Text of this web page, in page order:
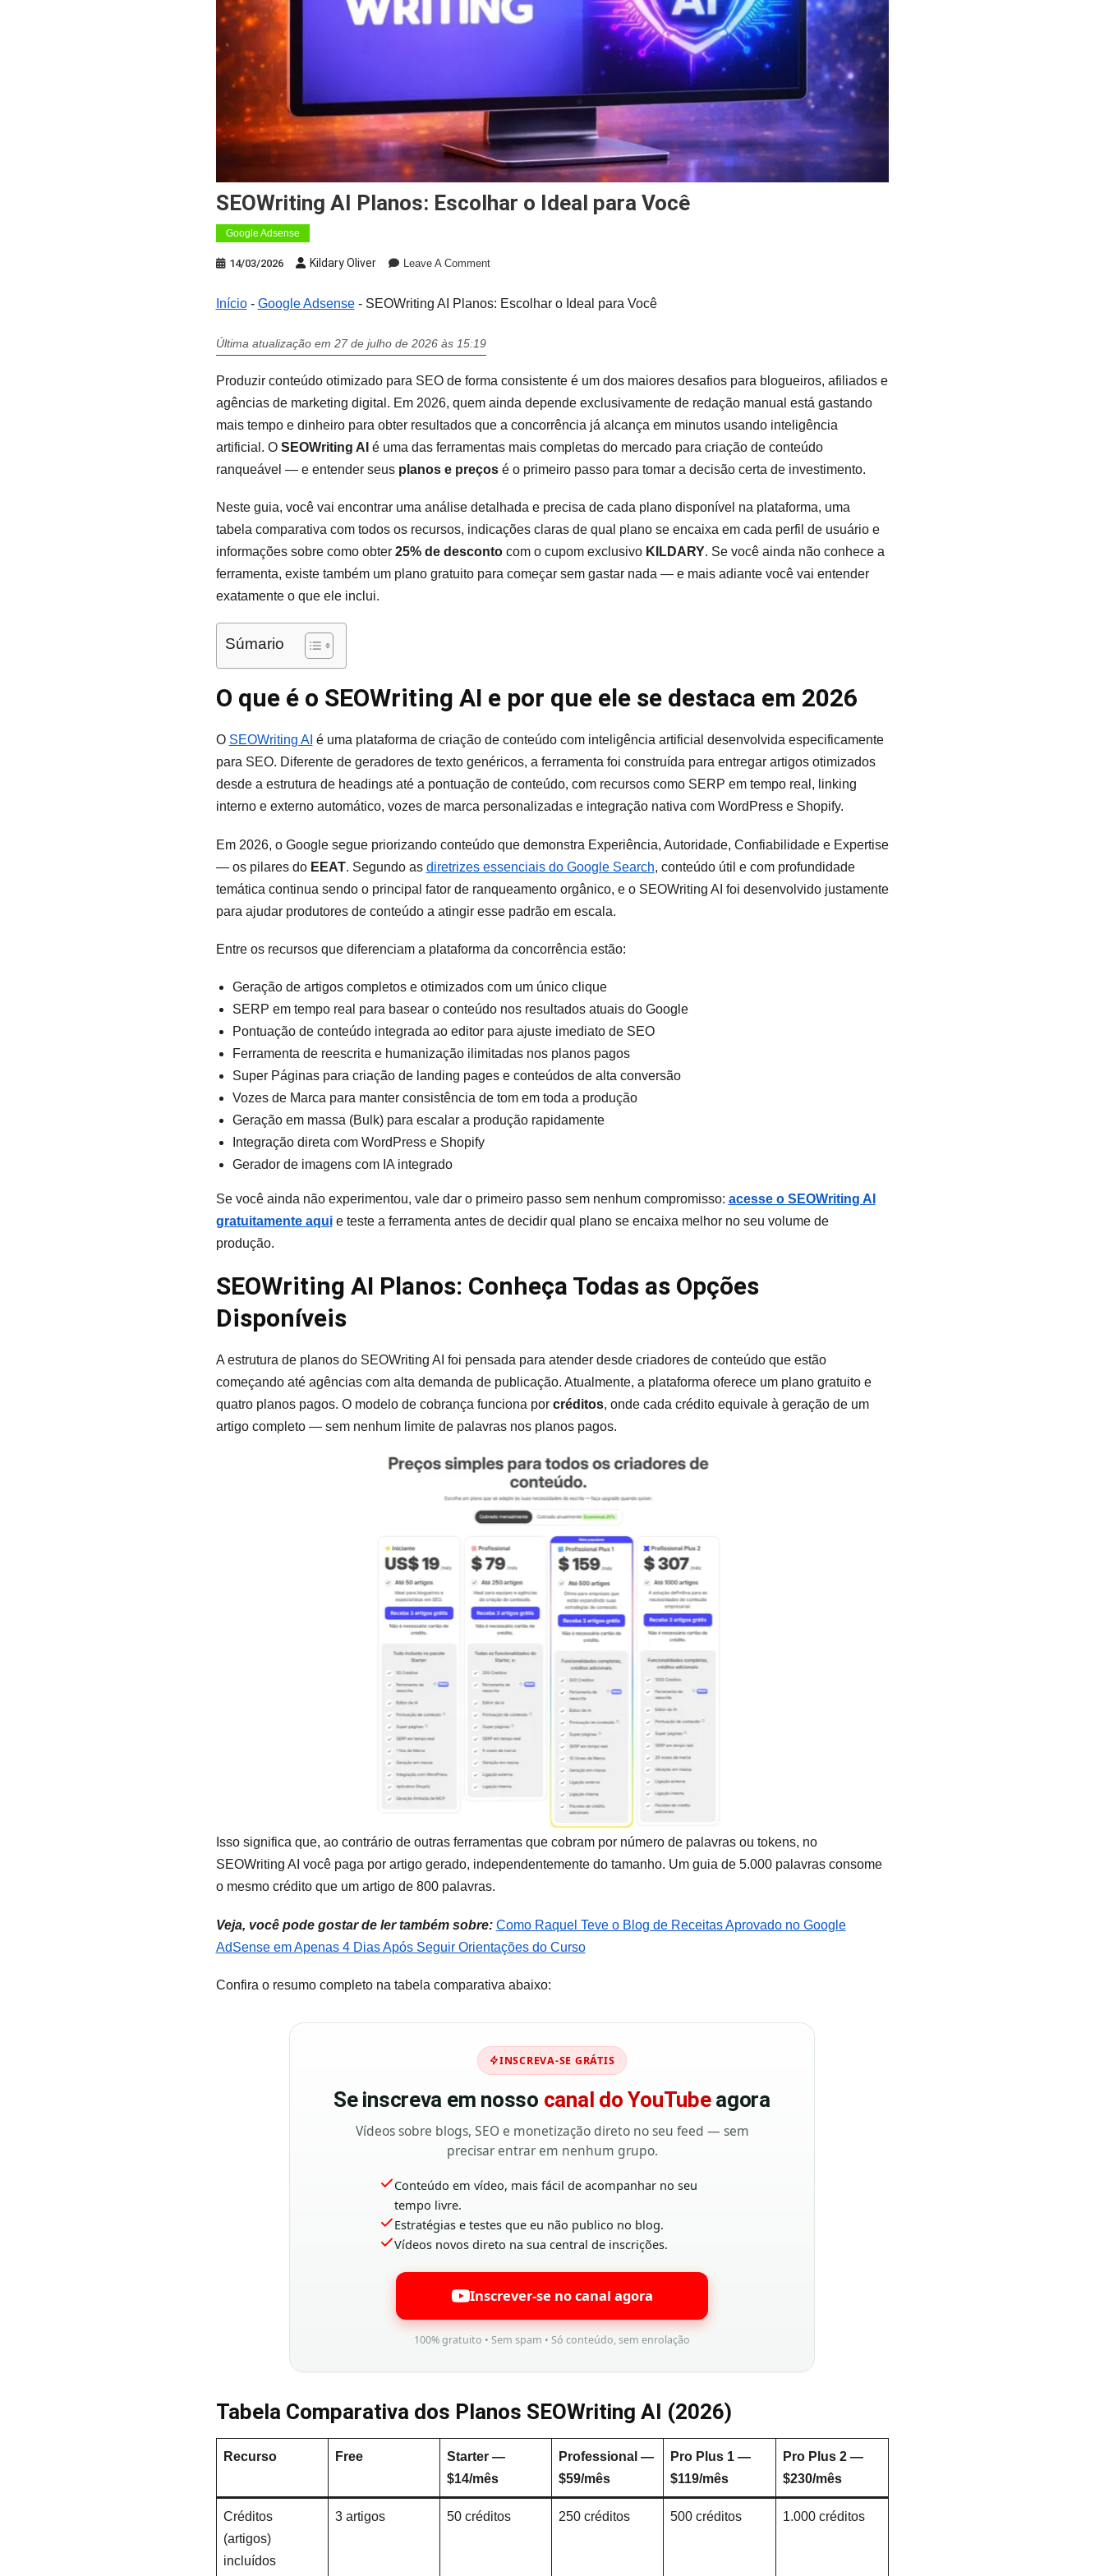
SEOWriting AI Planos: Escolhar o Ideal para Você
Google Adsense
14/03/2026 Kildary Oliver Leave A CommentOn
AI
Para
Você
Início- Google Adsense- SEOWriting AI Planos: Escolhar o Ideal para Você
Última atualização em 27 de julho de 2026 às 15:19
Produzir conteúdo otimizado para SEO de forma consistente é um dos maiores desafios para blogueiros, afiliados e
agências de marketing digital. Em 2026, quem ainda depende exclusivamente de redação manual está gastando
mais tempo e dinheiro para obter resultados que a concorrência já alcança em minutos usando inteligência
artificial. O SEOWriting AI é uma das ferramentas mais completas do mercado para criação de conteúdo
ranqueável — e entender seus planos e preçosé o primeiro passo para tomar a decisão certa de investimento.
Neste guia, você vai encontrar uma análise detalhada e precisa de cada plano disponível na plataforma, uma
tabela comparativa com todos os recursos, indicações claras de qual plano se encaixa em cada perfil de usuário e
informações sobre como obter 25% de descontocom o cupom exclusivo KILDARY. Se você ainda não conhece a
ferramenta, existe também um plano gratuito para começar sem gastar nada — e mais adiante você vai entender
exatamente o que ele inclui.
Súmario
O que é o SEOWriting AI e por que ele se destaca em 2026
O SEOWriting AI é uma plataforma de criação de conteúdo com inteligência artificial desenvolvida especificamente
para SEO. Diferente de geradores de texto genéricos, a ferramenta foi construída para entregar artigos otimizados
desde a estrutura de headings até a pontuação de conteúdo, com recursos como SERP em tempo real, linking
interno e externo automático, vozes de marca personalizadas e integração nativa com WordPress e Shopify.
Em 2026, o Google segue priorizando conteúdo que demonstra Experiência, Autoridade, Confiabilidade e Expertise
— os pilares do EEAT. Segundo as diretrizes essenciais do Google Search, conteúdo útil e com profundidade
temática continua sendo o principal fator de ranqueamento orgânico, e o SEOWriting AI foi desenvolvido justamente
para ajudar produtores de conteúdo a atingir esse padrão em escala.
Entre os recursos que diferenciam a plataforma da concorrência estão:
Geração de artigos completos e otimizados com um único clique
SERP em tempo real para basear o conteúdo nos resultados atuais do Google
Pontuação de conteúdo integrada ao editor para ajuste imediato de SEO
Ferramenta de reescrita e humanização ilimitadas nos planos pagos
Super Páginas para criação de landing pages e conteúdos de alta conversão
Vozes de Marca para manter consistência de tom em toda a produção
Geração em massa (Bulk) para escalar a produção rapidamente
Integração direta com WordPress e Shopify
Gerador de imagens com IA integrado
Se você ainda não experimentou, vale dar o primeiro passo sem nenhum compromisso: acesse o SEOWriting AI
gratuitamente aquie teste a ferramenta antes de decidir qual plano se encaixa melhor no seu volume de
produção.
SEOWriting AI Planos: Conheça Todas as Opções
Disponíveis
A estrutura de planos do SEOWriting AI foi pensada para atender desde criadores de conteúdo que estão
começando até agências com alta demanda de publicação. Atualmente, a plataforma oferece um plano gratuito e
quatro planos pagos. O modelo de cobrança funciona por créditos, onde cada crédito equivale à geração de um
artigo completo — sem nenhum limite de palavras nos planos pagos.
Isso significa que, ao contrário de outras ferramentas que cobram por número de palavras ou tokens, no
SEOWriting AI você paga por artigo gerado, independentemente do tamanho. Um guia de 5.000 palavras consome
o mesmo crédito que um artigo de 800 palavras.
Veja, você pode gostar de ler também sobre: Como Raquel Teve o Blog de Receitas Aprovado no Google
AdSense em Apenas 4 Dias Após Seguir Orientações do Curso
Confira o resumo completo na tabela comparativa abaixo:
INSCREVA-SE GRÁTIS
Se inscreva em nosso canal do YouTubeagora
Vídeos sobre blogs, SEO e monetização direto no seu feed — sem
precisar entrar em nenhum grupo.
Conteúdo em vídeo, mais fácil de acompanhar no seu
tempo livre.
Estratégias e testes que eu não publico no blog.
Vídeos novos direto na sua central de inscrições.
Inscrever-se no canal agora
100% gratuito • Sem spam • Só conteúdo, sem enrolação
Tabela Comparativa dos Planos SEOWriting AI (2026)
Recurso Free
Starter —
$14/mês
Professional —
$59/mês
Pro Plus 1 —
$119/mês
Pro Plus 2 —
$230/mês
Créditos
(artigos)
incluídos
3 artigos 50 créditos 250 créditos 500 créditos 1.000 créditos